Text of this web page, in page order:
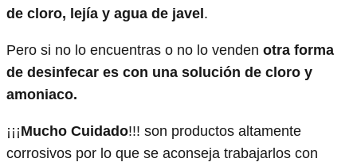
de cloro, lejía y agua de javel.
Pero si no lo encuentras o no lo venden otra forma
de desinfecar es con una solución de cloro y
amoniaco.
¡¡¡Mucho Cuidado!!! son productos altamente
corrosivos por lo que se aconseja trabajarlos con